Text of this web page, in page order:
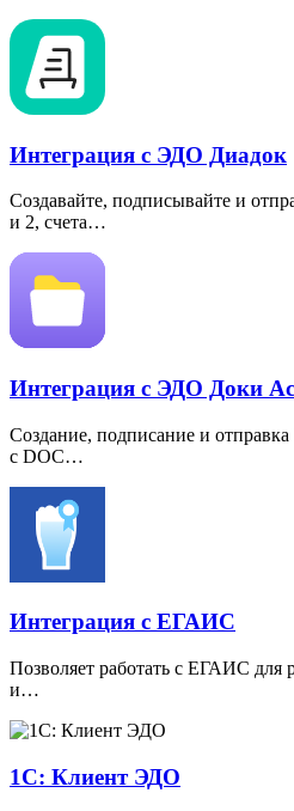
Интеграция с ЭДО Диадок
Создавайте, подписывайте и
и 2, счета…
Интеграция с ЭДО Доки
Создание, подписание и
с DOC…
Интеграция с ЕГАИС
Позволяет работать с ЕГАИС для
и…
1С: Клиент ЭДО